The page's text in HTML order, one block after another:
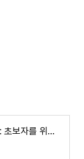
연말정산 환급금 조회 방법 : 초보자를 위한 완벽 가이드